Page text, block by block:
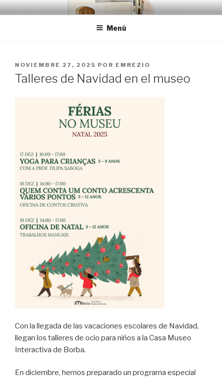
Saltar
al
EMRÉZIO
Casa Museu Interativa de Borba
Menú
PUBLICADO
EL
NOVIEMBRE 27, 2025 POR EMREZIO
Talleres de Navidad en el museo
Con la llegada de las vacaciones escolares de Navidad,
llegan los talleres de ocio para niños a la Casa Museo
Interactiva de Borba.
En diciembre, hemos preparado un programa especial